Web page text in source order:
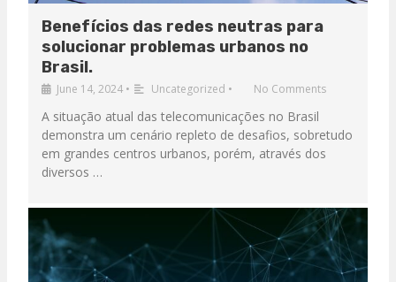
Benefícios das redes neutras para
solucionar problemas urbanos no
Brasil.
June 14, 2024 • Uncategorized • No Comments
A situação atual das telecomunicações no Brasil
demonstra um cenário repleto de desafios, sobretudo
em grandes centros urbanos, porém, através dos
diversos …